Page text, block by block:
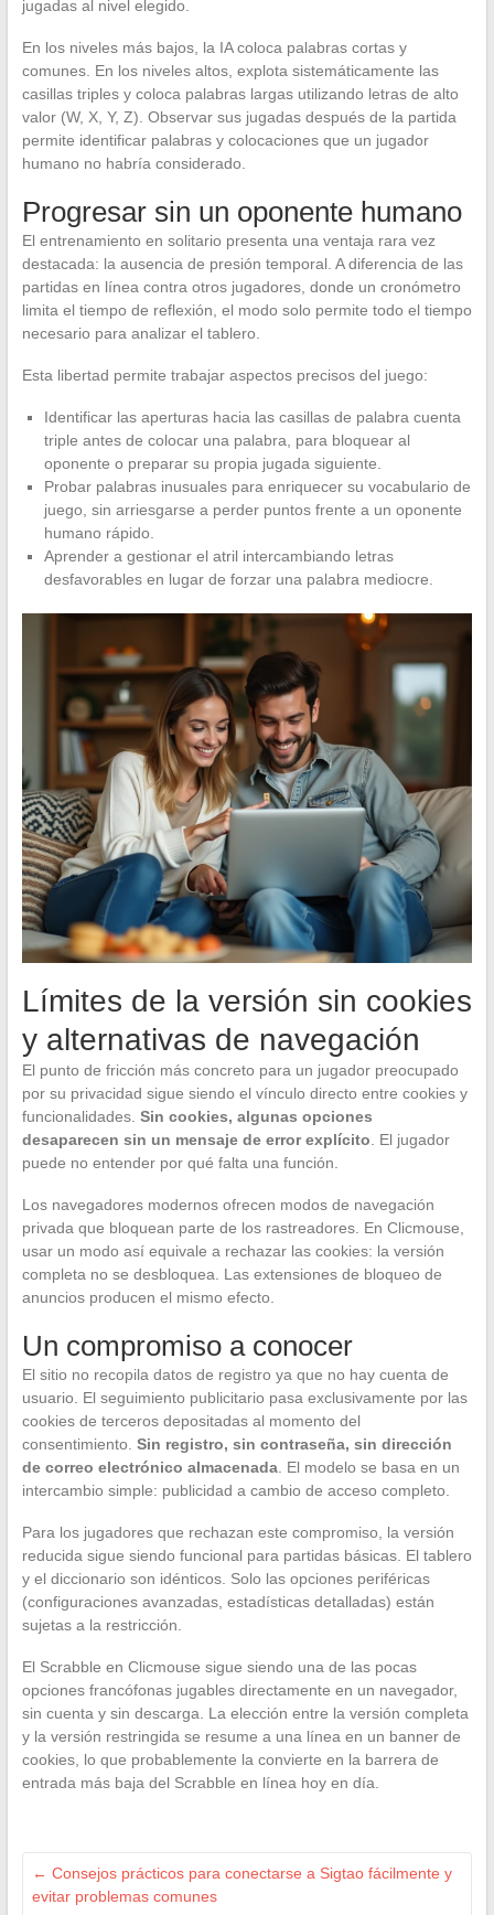
jugadas al nivel elegido.
En los niveles más bajos, la IA coloca palabras cortas y
comunes. En los niveles altos, explota sistemáticamente las
casillas triples y coloca palabras largas utilizando letras de alto
valor (W, X, Y, Z). Observar sus jugadas después de la partida
permite identificar palabras y colocaciones que un jugador
humano no habría considerado.
Progresar sin un oponente humano
El entrenamiento en solitario presenta una ventaja rara vez
destacada: la ausencia de presión temporal. A diferencia de las
partidas en línea contra otros jugadores, donde un cronómetro
limita el tiempo de reflexión, el modo solo permite todo el tiempo
necesario para analizar el tablero.
Esta libertad permite trabajar aspectos precisos del juego:
Identificar las aperturas hacia las casillas de palabra cuenta
triple antes de colocar una palabra, para bloquear al
oponente o preparar su propia jugada siguiente.
Probar palabras inusuales para enriquecer su vocabulario de
juego, sin arriesgarse a perder puntos frente a un oponente
humano rápido.
Aprender a gestionar el atril intercambiando letras
desfavorables en lugar de forzar una palabra mediocre.
Límites de la versión sin cookies
y alternativas de navegación
El punto de fricción más concreto para un jugador preocupado
por su privacidad sigue siendo el vínculo directo entre cookies y
funcionalidades. Sin cookies, algunas opciones
desaparecen sin un mensaje de error explícito. El jugador
puede no entender por qué falta una función.
Los navegadores modernos ofrecen modos de navegación
privada que bloquean parte de los rastreadores. En Clicmouse,
usar un modo así equivale a rechazar las cookies: la versión
completa no se desbloquea. Las extensiones de bloqueo de
anuncios producen el mismo efecto.
Un compromiso a conocer
El sitio no recopila datos de registro ya que no hay cuenta de
usuario. El seguimiento publicitario pasa exclusivamente por las
cookies de terceros depositadas al momento del
consentimiento. Sin registro, sin contraseña, sin dirección
de correo electrónico almacenada. El modelo se basa en un
intercambio simple: publicidad a cambio de acceso completo.
Para los jugadores que rechazan este compromiso, la versión
reducida sigue siendo funcional para partidas básicas. El tablero
y el diccionario son idénticos. Solo las opciones periféricas
(configuraciones avanzadas, estadísticas detalladas) están
sujetas a la restricción.
El Scrabble en Clicmouse sigue siendo una de las pocas
opciones francófonas jugables directamente en un navegador,
sin cuenta y sin descarga. La elección entre la versión completa
y la versión restringida se resume a una línea en un banner de
cookies, lo que probablemente la convierte en la barrera de
entrada más baja del Scrabble en línea hoy en día.
← Consejos prácticos para conectarse a Sigtao fácilmente y
evitar problemas comunes